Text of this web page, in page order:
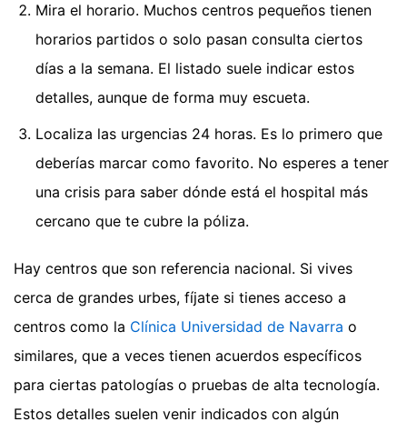
Mira el horario. Muchos centros pequeños tienen
horarios partidos o solo pasan consulta ciertos
días a la semana. El listado suele indicar estos
detalles, aunque de forma muy escueta.
Localiza las urgencias 24 horas. Es lo primero que
deberías marcar como favorito. No esperes a tener
una crisis para saber dónde está el hospital más
cercano que te cubre la póliza.
Hay centros que son referencia nacional. Si vives
cerca de grandes urbes, fíjate si tienes acceso a
centros como la Clínica Universidad de Navarra o
similares, que a veces tienen acuerdos específicos
para ciertas patologías o pruebas de alta tecnología.
Estos detalles suelen venir indicados con algún